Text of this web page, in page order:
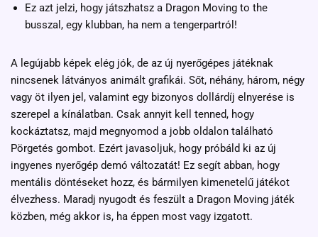
Ez azt jelzi, hogy játszhatsz a Dragon Moving to the
busszal, egy klubban, ha nem a tengerpartról!
A legújabb képek elég jók, de az új nyerőgépes játéknak
nincsenek látványos animált grafikái. Sőt, néhány, három, négy
vagy öt ilyen jel, valamint egy bizonyos dollárdíj elnyerése is
szerepel a kínálatban. Csak annyit kell tenned, hogy
kockáztatsz, majd megnyomod a jobb oldalon található
Pörgetés gombot. Ezért javasoljuk, hogy próbáld ki az új
ingyenes nyerőgép demó változatát! Ez segít abban, hogy
mentális döntéseket hozz, és bármilyen kimenetelű játékot
élvezhess. Maradj nyugodt és feszült a Dragon Moving játék
közben, még akkor is, ha éppen most vagy izgatott.